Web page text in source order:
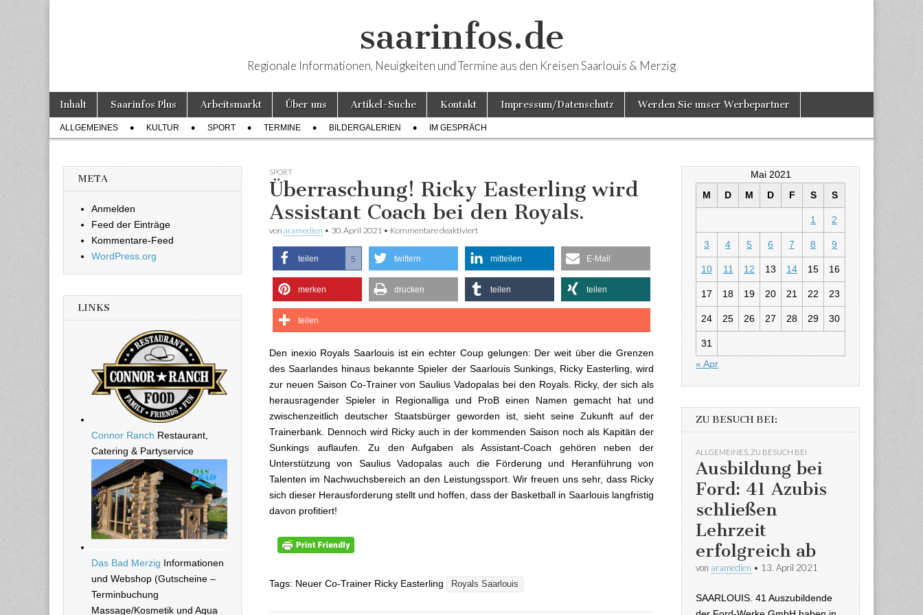
saarinfos.de
Regionale Informationen, Neuigkeiten und Termine aus den Kreisen Saarlouis & Merzig
Hauptmenü
Weiter zum Inhalt
Inhalt Saarinfos Plus Arbeitsmarkt Über uns Artikel-Suche Kontakt Impressum/Datenschutz Werden Sie unser Werbepartner
Untermenü
ALLGEMEINES KULTUR SPORT TERMINE BILDERGALERIEN IM GESPRÄCH
SPORT
Überraschung! Ricky Easterling wird
Assistant Coach bei den Royals.
von aramedien • 30. April 2021 • Kommentare deaktiviert
teilen 5 twittern mitteilen E-Mail
merken drucken teilen teilen
teilen
Den inexio Royals Saarlouis ist ein echter Coup gelungen: Der weit über die Grenzen
des Saarlandes hinaus bekannte Spieler der Saarlouis Sunkings, Ricky Easterling, wird
zur neuen Saison Co-Trainer von Saulius Vadopalas bei den Royals. Ricky, der sich als
herausragender Spieler in Regionalliga und ProB einen Namen gemacht hat und
zwischenzeitlich deutscher Staatsbürger geworden ist, sieht seine Zukunft auf der
Trainerbank. Dennoch wird Ricky auch in der kommenden Saison noch als Kapitän der
Sunkings auflaufen. Zu den Aufgaben als Assistant-Coach gehören neben der
Unterstützung von Saulius Vadopalas auch die Förderung und Heranführung von
Talenten im Nachwuchsbereich an den Leistungssport. Wir freuen uns sehr, dass Ricky
sich dieser Herausforderung stellt und hoffen, dass der Basketball in Saarlouis langfristig
davon profitiert!
Tags: Neuer Co-Trainer Ricky Easterling Royals Saarlouis
META
Anmelden
Feed der Einträge
Kommentare-Feed
WordPress.org
LINKS
Connor Ranch Restaurant,
Catering & Partyservice
Das Bad Merzig Informationen
und Webshop (Gutscheine –
Terminbuchung
Massage/Kosmetik und Aqua
Mai 2021
M
D M D F S S
1 2
3 4 5 6 7 8 9
10 11 12 13 14 15 16
17 18 19 20 21 22 23
24 25 26 27 28 29 30
31
« Apr
ZU BESUCH BEI:
ALLGEMEINES ZU BESUCH BEI
Ausbildung bei
Ford: 41 Azubis
schließen
Lehrzeit
erfolgreich ab
von aramedien • 13. April 2021
SAARLOUIS. 41 Auszubildende